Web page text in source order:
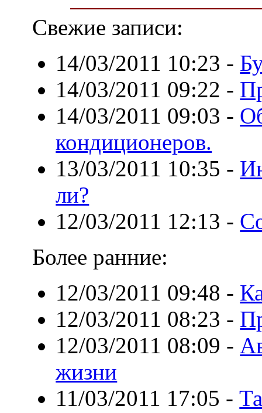
Свежие записи:
14/03/2011 10:23 -
14/03/2011 09:22 -
14/03/2011 09:03 -
кондиционеров.
13/03/2011 10:35 -
ли?
12/03/2011 12:13 -
Более ранние:
12/03/2011 09:48 -
12/03/2011 08:23 -
12/03/2011 08:09 -
жизни
11/03/2011 17:05 -